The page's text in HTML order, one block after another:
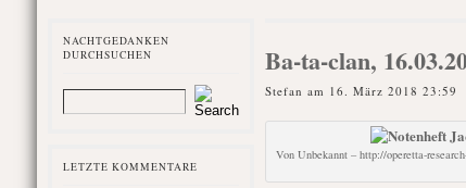
NACHTGEDANKEN
DURCHSUCHEN
LETZTE KOMMENTARE
Ba-ta-clan,
Stefan am 16. März 2018 23:59
Von Unbekannt – http://operetta-